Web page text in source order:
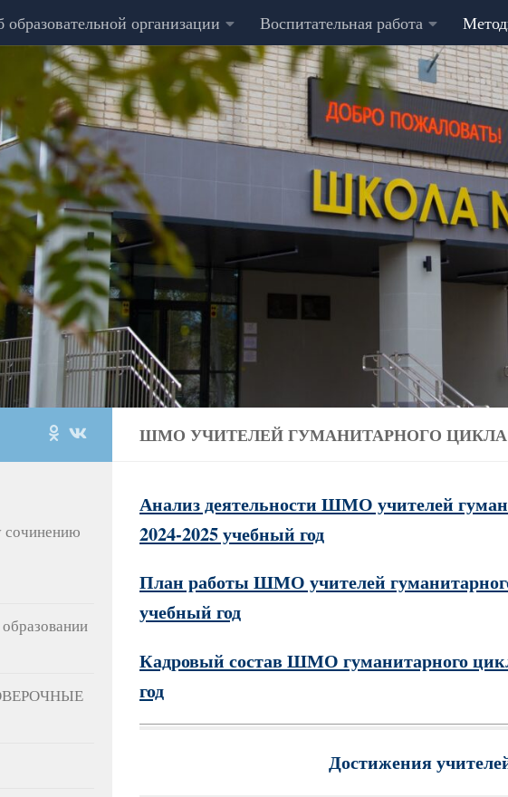
организации Воспитательная работа
ШМО УЧИТЕЛЕЙ ГУМАНИТАРНОГО ЦИКЛА
Анализ деятельности ШМО учителей
2024-2025 учебный год
План работы ШМО учителей
учебный год
Кадровый состав ШМО гуманитарного
год
Достижения
сочинению